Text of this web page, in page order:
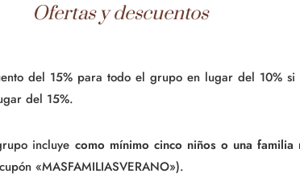
Ofertas y descuentos
del 15% para todo el grupo en lugar del 10%
del 15%.
incluye como mínimo cinco niños o una familia
«MASFAMILIASVERANO»).